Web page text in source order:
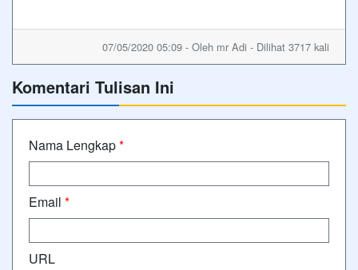
07/05/2020 05:09 - Oleh mr Adi - Dilihat 3717 kali
Komentari Tulisan Ini
Nama Lengkap*
Email *
URL